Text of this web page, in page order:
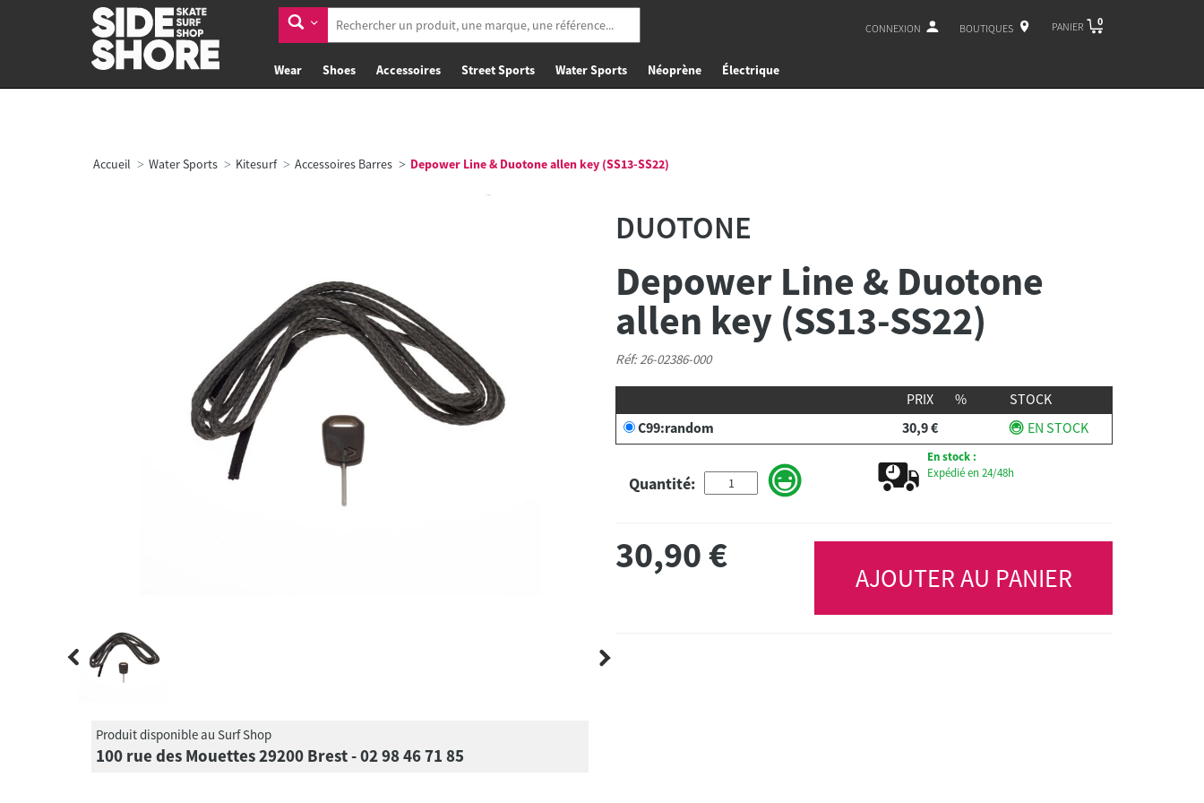
CONNEXION BOUTIQUES PANIER 0
Wear Shoes Accessoires Street Sports Water Sports Néoprène Électrique
Accueil Water Sports Kitesurf Accessoires Barres Depower Line & Duotone allen key (SS13-SS22)
Produit disponible au Surf Shop
100 rue des Mouettes 29200 Brest - 02 98 46 71 85
DUOTONE
Depower Line & Duotone
allen key (SS13-SS22)
Réf: 26-02386-000
PRIX %
STOCK
C99:random
30,9 € EN STOCK
Quantité:
En stock :
Expédié en 24/48h
30,90€
AJOUTER AU PANIER